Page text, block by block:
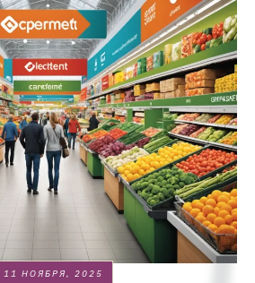
11 НОЯБРЯ, 2025